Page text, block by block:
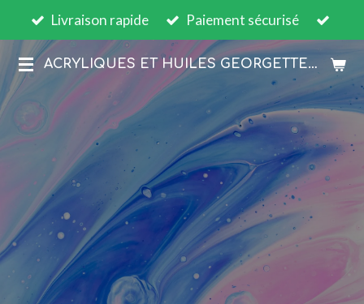
Passer
au
contenu
principal
ACRYLIQUES ET HUILES GEORGETTE BOESCH
Livraison rapide Paiement sécurisé